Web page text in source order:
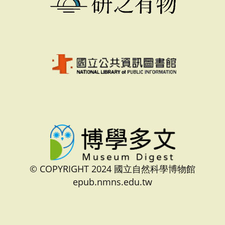
© COPYRIGHT 2024 國立自然科學博物館
epub.nmns.edu.tw